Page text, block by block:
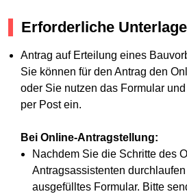
Erforderliche
Antrag auf Erteilung eines
Sie können für den Antrag den
oder Sie nutzen das Formular
per Post ein.
Bei Online-Antragstellung:
Nachdem Sie die Schritte des
Antragsassistenten
ausgefülltes Formular. Bitte